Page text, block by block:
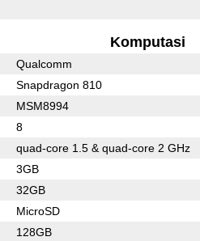
Komputasi
Qualcomm
Snapdragon 810
MSM8994
8
quad-core 1.5 & quad-core 2 GHz
3GB
32GB
MicroSD
128GB